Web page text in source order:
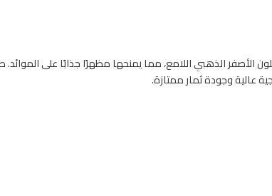
الأصفر الذهبي اللامع، مما يمنحها مظهرًا جذابًا على
عالية وجودة ثمار ممتازة.